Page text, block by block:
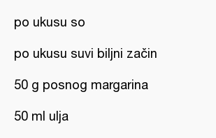
po ukusu so
po ukusu suvi biljni začin
50 g posnog margarina
50 ml ulja